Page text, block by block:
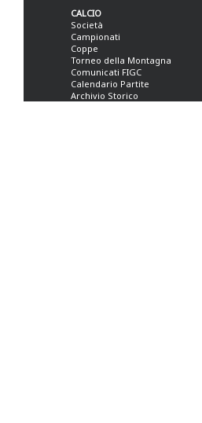
CALCIO
Società
Campionati
Coppe
Torneo della Montagna
Comunicati FIGC
Calendario Partite
Archivio Storico